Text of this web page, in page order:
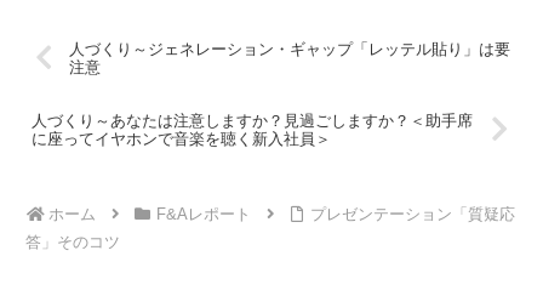
人づくり～ジェネレーション・ギャップ「レッテル貼り」は要
注意
人づくり～あなたは注意しますか？見過ごしますか？＜助手席
に座ってイヤホンで音楽を聴く新入社員＞
ホーム F&Aレポート
プレゼンテーション「質疑応
答」そのコツ